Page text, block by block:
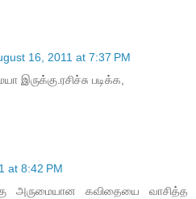
16, 2011 at 7:37 PM
இருக்கு.ரசிச்சு படிக்க,
at 8:42 PM
அருமையான கவிதையை வாசித்த